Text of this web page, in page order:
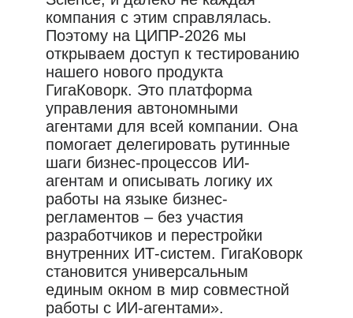
компания с этим справлялась.
Поэтому на ЦИПР-2026 мы
открываем доступ к тестированию
нашего нового продукта
ГигаКоворк. Это платформа
управления автономными
агентами для всей компании. Она
помогает делегировать рутинные
шаги бизнес-процессов ИИ-
агентам и описывать логику их
работы на языке бизнес-
регламентов – без участия
разработчиков и перестройки
внутренних ИТ-систем. ГигаКоворк
становится универсальным
единым окном в мир совместной
работы с ИИ-агентами».